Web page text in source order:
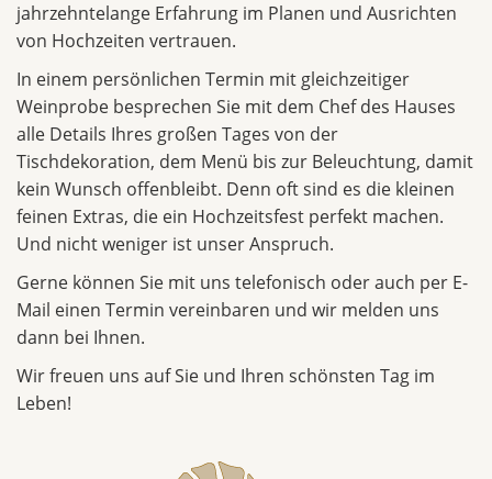
jahrzehntelange Erfahrung im Planen und Ausrichten
von Hochzeiten vertrauen.
In einem persönlichen Termin mit gleichzeitiger
Weinprobe besprechen Sie mit dem Chef des Hauses
alle Details Ihres großen Tages von der
Tischdekoration, dem Menü bis zur Beleuchtung, damit
kein Wunsch offenbleibt. Denn oft sind es die kleinen
feinen Extras, die ein Hochzeitsfest perfekt machen.
Und nicht weniger ist unser Anspruch.
Gerne können Sie mit uns telefonisch oder auch per E-
Mail einen Termin vereinbaren und wir melden uns
dann bei Ihnen.
Wir freuen uns auf Sie und Ihren schönsten Tag im
Leben!